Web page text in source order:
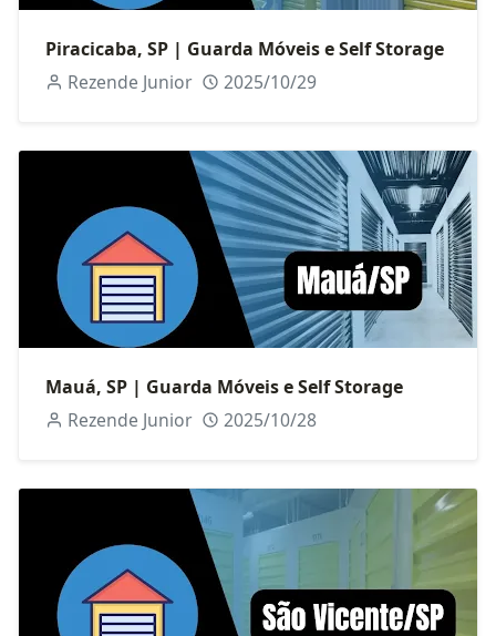
Piracicaba, SP | Guarda Móveis e Self Storage
Rezende Junior
2025/10/29
Mauá, SP | Guarda Móveis e Self Storage
Rezende Junior
2025/10/28